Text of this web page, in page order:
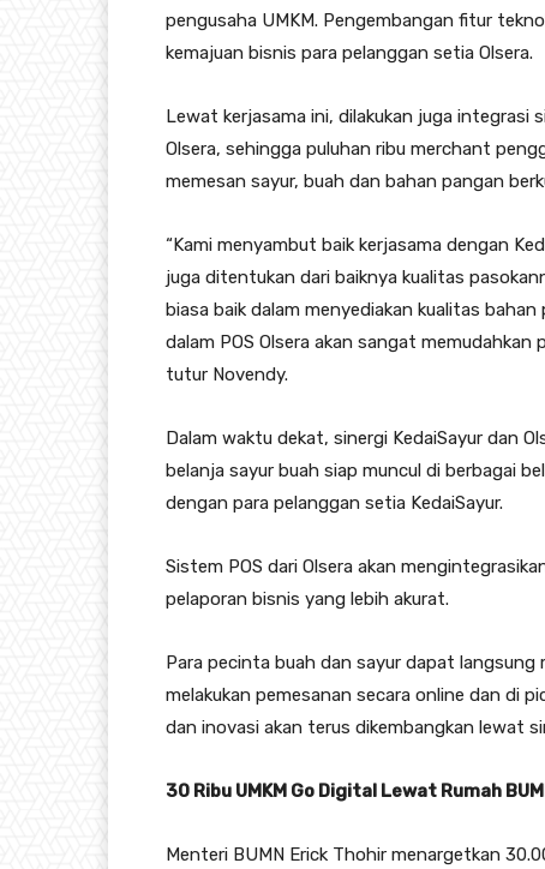
pengusaha UMKM. Pengembangan fitur
kemajuan bisnis para pelanggan setia Olsera.
Lewat kerjasama ini, dilakukan juga integrasi
Olsera, sehingga puluhan ribu merchant
memesan sayur, buah dan bahan pangan
“Kami menyambut baik kerjasama dengan
juga ditentukan dari baiknya kualitas
biasa baik dalam menyediakan kualitas
dalam POS Olsera akan sangat
tutur Novendy.
Dalam waktu dekat, sinergi KedaiSayur dan
belanja sayur buah siap muncul di berbagai
dengan para pelanggan setia KedaiSayur.
Sistem POS dari Olsera akan
pelaporan bisnis yang lebih akurat.
Para pecinta buah dan sayur dapat
melakukan pemesanan secara online dan di
dan inovasi akan terus dikembangkan lewat
30 Ribu UMKM Go Digital Lewat Rumah
Menteri BUMN Erick Thohir menargetkan